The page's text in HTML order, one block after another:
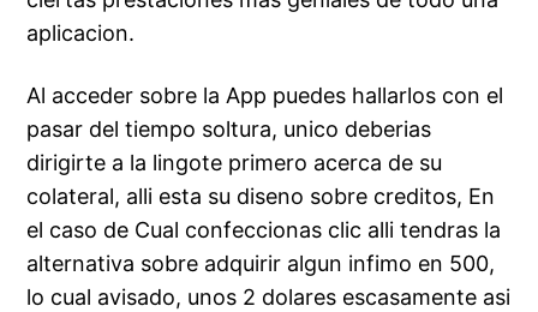
aplicacion.
Al acceder sobre la App puedes hallarlos con el
pasar del tiempo soltura, unico deberias
dirigirte a la lingote primero acerca de su
colateral, alli esta su diseno sobre creditos, En
el caso de Cual confeccionas clic alli tendras la
alternativa sobre adquirir algun infimo en 500,
lo cual avisado, unos 2 dolares escasamente asi